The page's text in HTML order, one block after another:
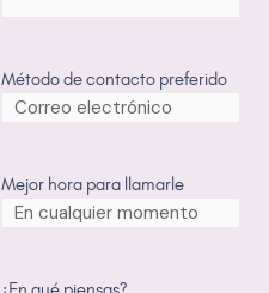
Método de contacto preferido
Mejor hora para llamarle